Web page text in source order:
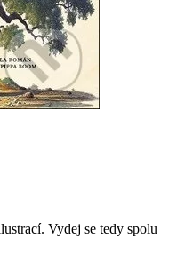
Vydej se tedy spolu